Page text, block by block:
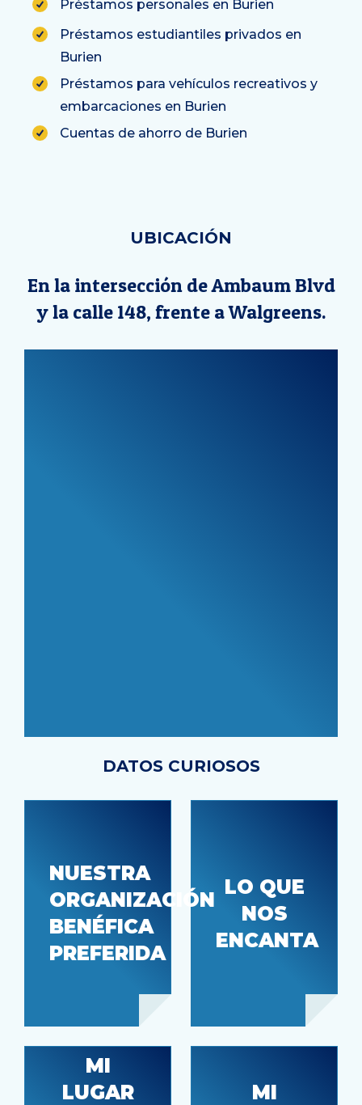
Préstamos personales en Burien
Préstamos estudiantiles privados en
Burien
Préstamos para vehículos recreativos y
embarcaciones en Burien
Cuentas de ahorro de Burien
UBICACIÓN
En la intersección de Ambaum Blvd
y la calle 148, frente a Walgreens.
DATOS CURIOSOS
NUESTRA
ORGANIZACIÓN
BENÉFICA
PREFERIDA
Casa de
hospitalidad
LO QUE
NOS
ENCANTA
Nuestro
entorno
de equipo
de apoyo
MI
LUGAR
MI